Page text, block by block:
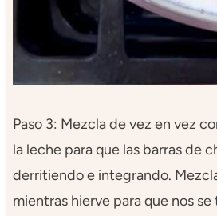
Paso 3: Mezcla de vez en vez
la leche para que las barras de
derritiendo e integrando.
mientras hierve para que nos se